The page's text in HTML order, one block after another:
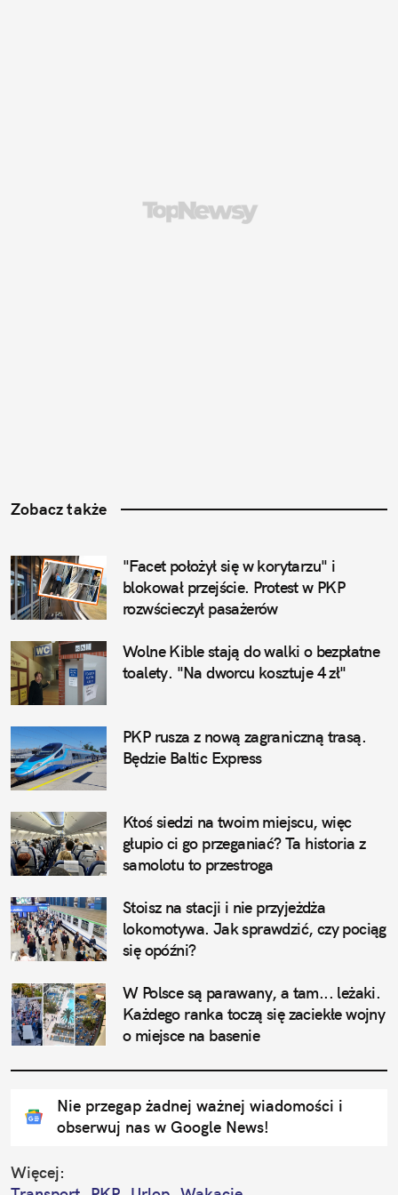
Zobacz także
"Facet położył się w korytarzu" i
blokował przejście. Protest w PKP
rozwścieczył pasażerów
Wolne Kible stają do walki o bezpłatne
toalety. "Na dworcu kosztuje 4 zł"
PKP rusza z nową zagraniczną trasą.
Będzie Baltic Express
Ktoś siedzi na twoim miejscu, więc
głupio ci go przeganiać? Ta historia z
samolotu to przestroga
Stoisz na stacji i nie przyjeżdża
lokomotywa. Jak sprawdzić, czy pociąg
się opóźni?
W Polsce są parawany, a tam... leżaki.
Każdego ranka toczą się zaciekłe wojny
o miejsce na basenie
Nie przegap żadnej ważnej wiadomości i
obserwuj nas w Google News!
Więcej: